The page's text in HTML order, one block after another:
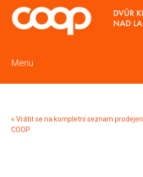
Menu
« Vrátit se na kompletní seznam prodejen
COOP